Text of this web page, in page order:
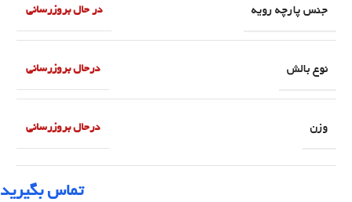
جنس پارچه رویه در حال بروزرسانی
نوع بالش درحال بروزرسانی
وزن درحال بروزرسانی
تماس بگیرید